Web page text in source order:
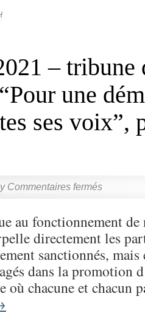
–
une
ses voix”,
Commentaires fermés
au fonctionnement
directement les
sanctionnés,
dans la promotion
où chacune et